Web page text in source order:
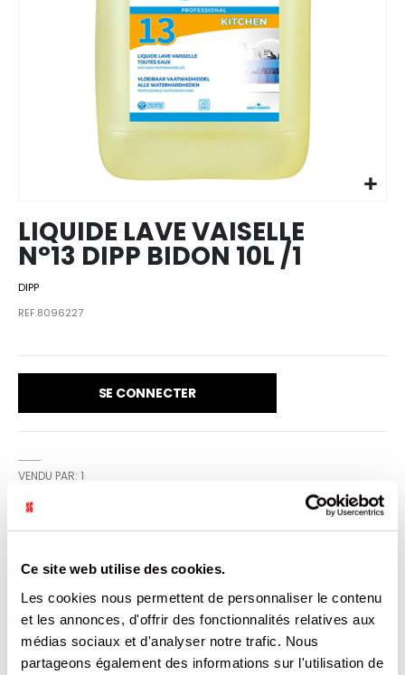
Ce site web utilise des cookies.
Les cookies nous permettent de personnaliser le contenu
et les annonces, d'offrir des fonctionnalités relatives aux
médias sociaux et d'analyser notre trafic. Nous
partageons également des informations sur l'utilisation de
images
gallery
LIQUIDE LAVE VAISELLE
N°13 DIPP BIDON 10L /1
DIPP
REF.8096227
SE CONNECTER
VENDU PAR: 1
Lavage lave Vaiselle, Dégraisse et assainit la vaisselle.
CARACTÉRISTIQUES